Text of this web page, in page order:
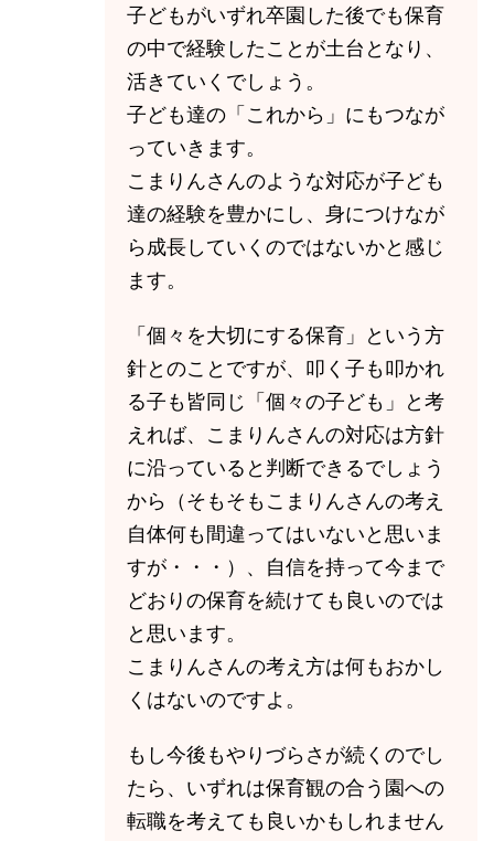
子どもがいずれ卒園した後でも保育
の中で経験したことが土台となり、
活きていくでしょう。
子ども達の「これから」にもつなが
っていきます。
こまりんさんのような対応が子ども
達の経験を豊かにし、身につけなが
ら成長していくのではないかと感じ
ます。
「個々を大切にする保育」という方
針とのことですが、叩く子も叩かれ
る子も皆同じ「個々の子ども」と考
えれば、こまりんさんの対応は方針
に沿っていると判断できるでしょう
から（そもそもこまりんさんの考え
自体何も間違ってはいないと思いま
すが・・・）、自信を持って今まで
どおりの保育を続けても良いのでは
と思います。
こまりんさんの考え方は何もおかし
くはないのですよ。
もし今後もやりづらさが続くのでし
たら、いずれは保育観の合う園への
転職を考えても良いかもしれません